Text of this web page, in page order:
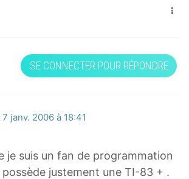
SE CONNECTER POUR RÉPONDRE
7 janv. 2006 à 18:41
je suis un fan de programmation
justement une TI-83 + .